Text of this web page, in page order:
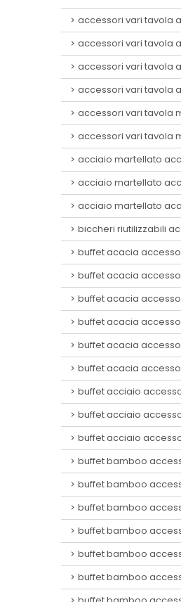
accessori vari tavola
accessori vari tavola
accessori vari tavola
accessori vari tavola
accessori vari tavola
accessori vari tavola
acciaio martellato
acciaio martellato
acciaio martellato
biccheri riutilizzabili
buffet acacia
buffet acacia
buffet acacia
buffet acacia
buffet acacia
buffet acacia
buffet acciaio
buffet acciaio
buffet acciaio
buffet bamboo
buffet bamboo
buffet bamboo
buffet bamboo
buffet bamboo
buffet bamboo